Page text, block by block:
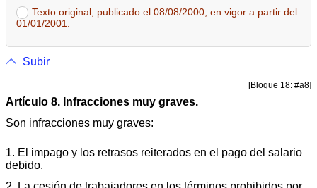
Texto original, publicado el 08/08/2000, en vigor a partir del
01/01/2001.
Subir
[Bloque 18: #a8]
Artículo 8. Infracciones muy graves.
Son infracciones muy graves:
1. El impago y los retrasos reiterados en el pago del salario
debido.